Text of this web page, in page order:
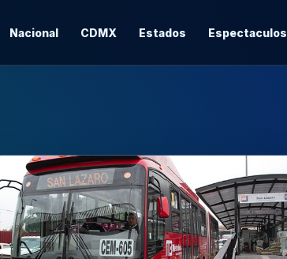
Nacional CDMX Estados Espectaculos